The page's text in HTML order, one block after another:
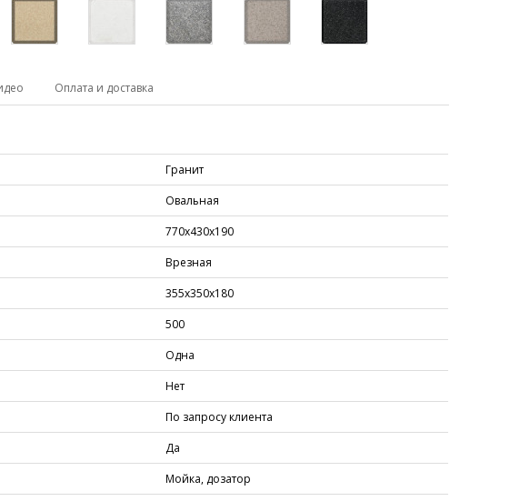
Оплата и доставка
Гранит
Овальная
770х430х190
Врезная
355х350х180
500
Одна
Нет
По запросу клиента
Да
Мойка, дозатор